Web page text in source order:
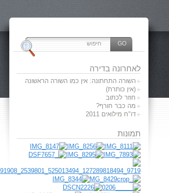
לאחרונה בדירה
השורה התחתונה: אין כמו השורה הראשונה
(אין כותרת)
חוזר לכתוב
מה כבר חורף?
דו"ח מילואים 2011
תמונות